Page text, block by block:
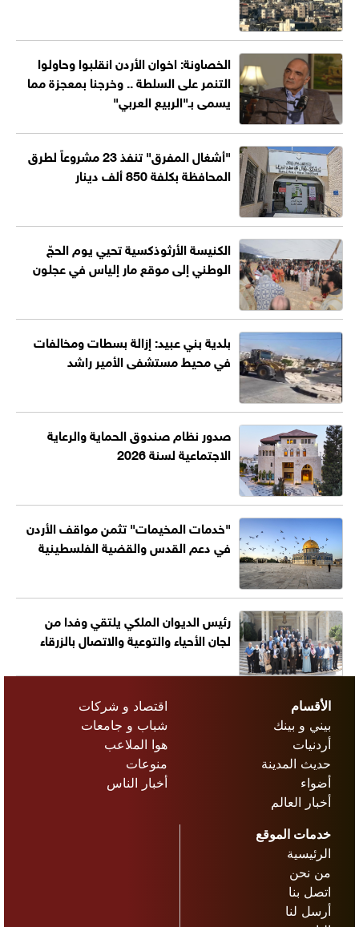
الخصاونة: اخوان الأردن انقلبوا وحاولوا
التنمر على السلطة .. وخرجنا بمعجزة مما
يسمى بـ"الربيع العربي"
"أشغال المفرق" تنفذ 23 مشروعاً لطرق
المحافظة بكلفة 850 ألف دينار
الكنيسة الأرثوذكسية تحيي يوم الحجّ
الوطني إلى موقع مار إلياس في عجلون
بلدية بني عبيد: إزالة بسطات ومخالفات
في محيط مستشفى الأمير راشد
صدور نظام صندوق الحماية والرعاية
الاجتماعية لسنة 2026
"خدمات المخيمات" تثمن مواقف الأردن
في دعم القدس والقضية الفلسطينية
رئيس الديوان الملكي يلتقي وفدا من
لجان الأحياء والتوعية والاتصال بالزرقاء
الأقسام
بيني و بينك
أردنيات
حديث المدينة
أضواء
أخبار العالم
اقتصاد و شركات
شباب و جامعات
هوا الملاعب
منوعات
أخبار الناس
خدمات الموقع
الرئيسية
من نحن
اتصل بنا
أرسل لنا